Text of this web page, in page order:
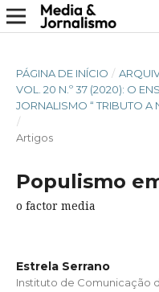
PÁGINA DE INÍCIO /
VOL. 20 N.º 37 (2020): O
JORNALISMO “ TRIBUTO A
/
Artigos
Populismo
o factor media
Estrela Serrano
Instituto de Comunicação